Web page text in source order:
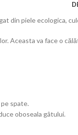
din piele ecologica,
Aceasta va face o
spate.
oboseala gâtului.